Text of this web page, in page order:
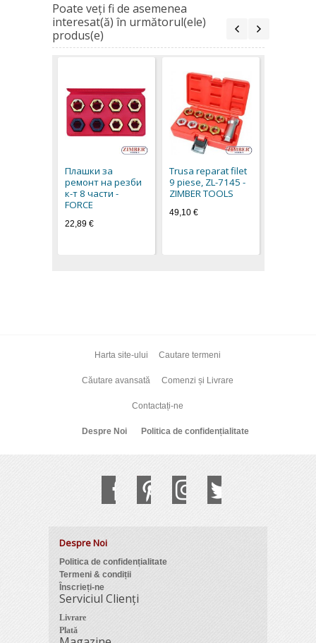
Poate veţi fi de asemenea
interesat(ă) în următorul(ele)
produs(e)
Плашки за
ремонт на резби
к-т 8 части -
FORCE
22,89 €
Trusa reparat filet
9 piese, ZL-7145 -
ZIMBER TOOLS
49,10 €
Harta site-ului Cautare termeni
Căutare avansată Comenzi și Livrare
Contactați-ne
Despre Noi Politica de confidențialitate
Despre Noi
Politica de confidențialitate
Termeni & condiții
Înscrieți-ne
Serviciul Clienți
Livrare
Plată